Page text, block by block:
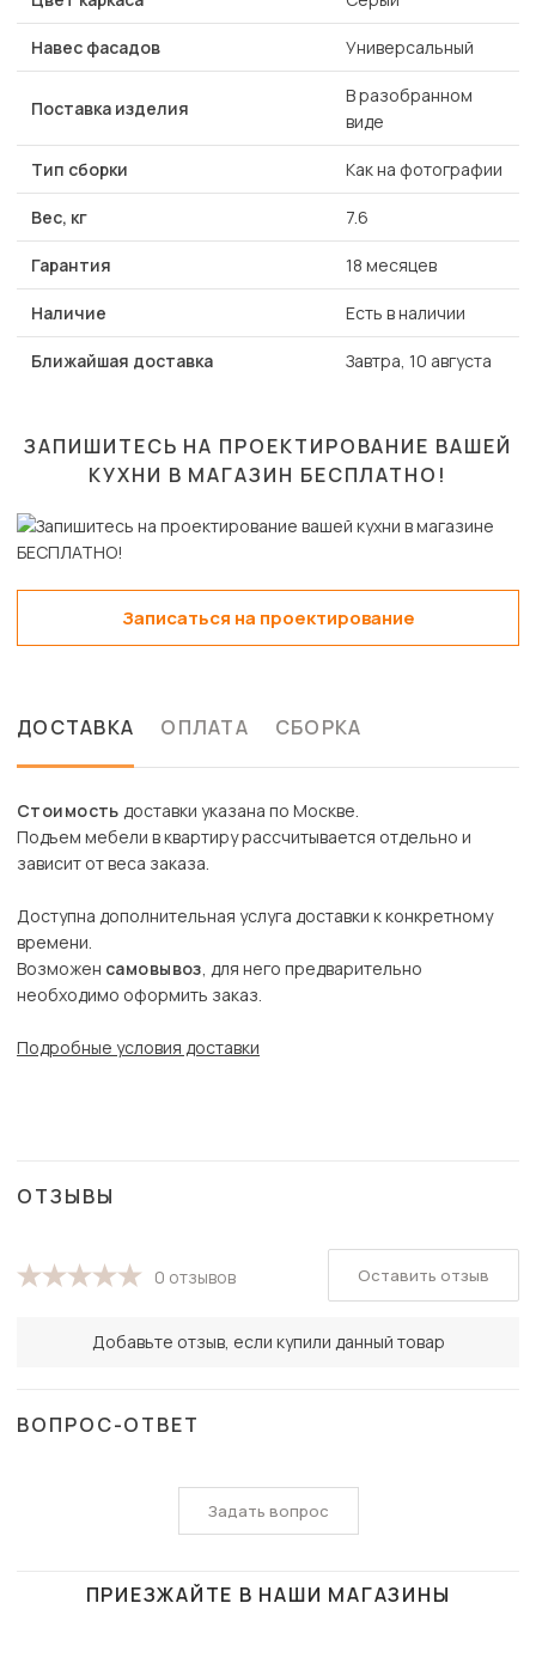
Навес фасадов Универсальный
Поставка изделия
В разобранном
виде
Тип сборки Как на фотографии
Вес, кг 7.6
Гарантия 18 месяцев
Наличие Есть в наличии
Ближайшая доставка Завтра, 10 августа
ЗАПИШИТЕСЬ НА ПРОЕКТИРОВАНИЕ ВАШЕЙ
КУХНИ В МАГАЗИН БЕСПЛАТНО!
Записаться на проектирование
ДОСТАВКА ОПЛАТА СБОРКА
Стоимость доставки указана по Москве.
Подъем мебели в квартиру рассчитывается отдельно и
зависит от веса заказа.
Доступна дополнительная услуга доставки к конкретному
времени.
Возможен самовывоз, для него предварительно
необходимо оформить заказ.
Подробные условия доставки
ОТЗЫВЫ
0 отзывов
Добавьте отзыв, если купили данный товар
Оставить отзыв
ВОПРОС-ОТВЕТ
Задать вопрос
ПРИЕЗЖАЙТЕ В НАШИ МАГАЗИНЫ